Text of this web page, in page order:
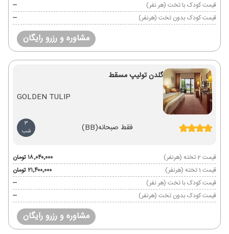
قیمت کودک با تخت (هر نفر)
--
قیمت کودک بدون تخت (هرنفر)
--
مشاوره و رزرو رایگان
گلدن تولیپ مسقط
GOLDEN TULIP
فقط صبحانه(BB)
3
شب
قیمت 2 تخته (هرنفر)
۱۸٬۰۴۰٬۰۰۰ تومان
قیمت 1 تخته (هرنفر)
۲۱٬۴۰۰٬۰۰۰ تومان
قیمت کودک با تخت (هر نفر)
--
قیمت کودک بدون تخت (هرنفر)
--
مشاوره و رزرو رایگان